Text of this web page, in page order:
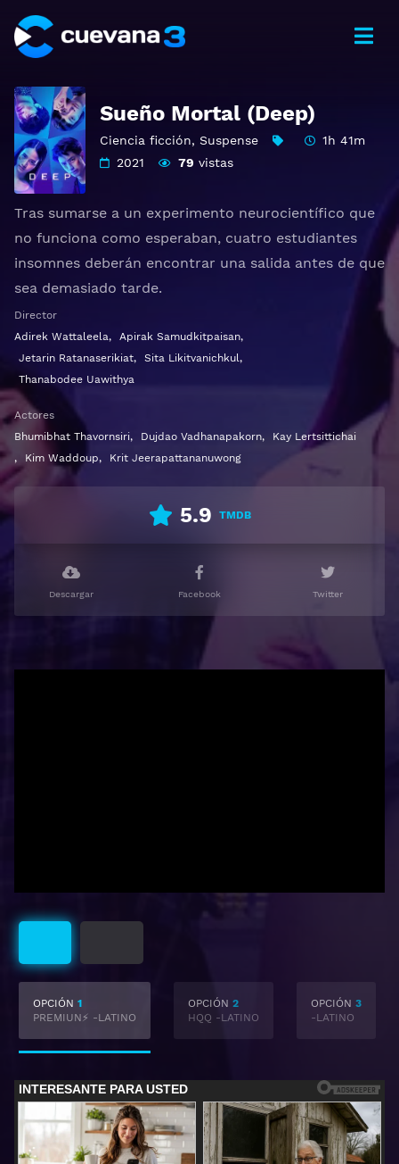
Sueño Mortal (Deep)
Ciencia ficción, Suspense
1h 41m
2021
79 vistas
Tras sumarse a un experimento neurocientífico que
no funciona como esperaban, cuatro estudiantes
insomnes deberán encontrar una salida antes de que
sea demasiado tarde.
Otros títulos:
(Deep)
Ver โปรเจกต์ลับ หลับ เป็น ตาย Gratis HD 1080p 720p |
Idioma español latino, subtitulado, castellano
Director
Adirek Wattaleela, Apirak Samudkitpaisan,
Jetarin Ratanaserikiat, Sita Likitvanichkul,
Thanabodee Uawithya
Actores
Bhumibhat Thavornsiri, Dujdao Vadhanapakorn,
Kay Lertsittichai
,
Kim Waddoup, Krit Jeerapattananuwong
5.9 TMDB
Descargar Facebook Twitter
OPCIÓN 1
PREMIUN⚡ -LATINO
OPCIÓN 2
HQQ -LATINO
OPCIÓN 3
-LATINO